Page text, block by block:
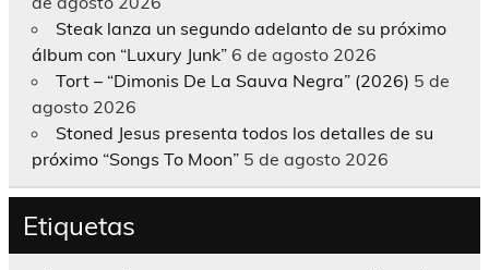
Steak lanza un segundo adelanto de su próximo
álbum con “Luxury Junk” 6 de agosto 2026
Tort – “Dimonis De La Sauva Negra” (2026) 5 de
agosto 2026
Stoned Jesus presenta todos los detalles de su
próximo “Songs To Moon” 5 de agosto 2026
Etiquetas